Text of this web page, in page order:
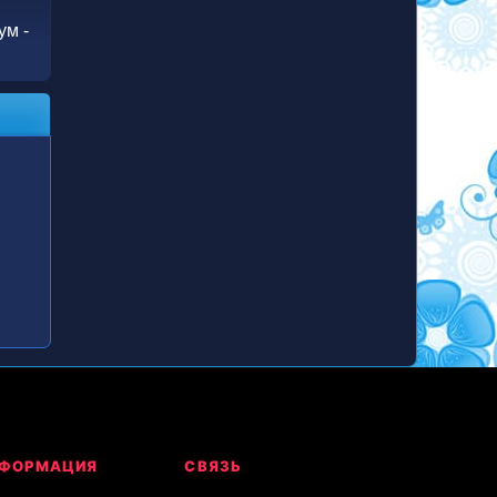
-
СВЯЗЬ